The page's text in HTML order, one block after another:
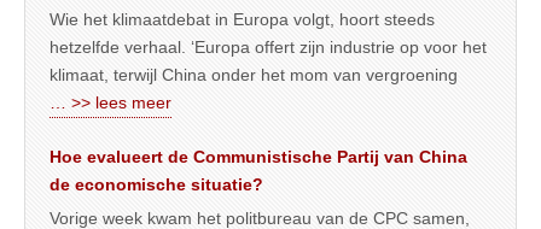
Wie het klimaatdebat in Europa volgt, hoort steeds
hetzelfde verhaal. ‘Europa offert zijn industrie op voor het
klimaat, terwijl China onder het mom van vergroening
… >> lees meer
Hoe evalueert de Communistische Partij van China
de economische situatie?
Vorige week kwam het politbureau van de CPC samen,